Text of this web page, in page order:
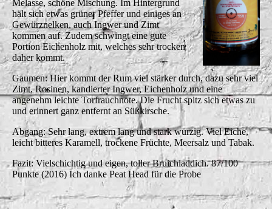
Melasse, schöne Mischung. Im Hintergrund
hält sich etwas grüner Pfeffer und einiges an
Gewürznelken, auch Ingwer und Zimt
kommen auf. Zudem schwingt eine gute
Portion Eichenholz mit, welches sehr trocken
daher kommt.
Gaumen: Hier kommt der Rum viel stärker durch, dazu sehr viel
Zimt, Rosinen, kandierter Ingwer, Eichenholz und eine
angenehm leichte Torfrauchnote. Die Frucht spitz sich etwas zu
und erinnert ganz entfernt an Süßkirsche.
Abgang: Sehr lang, extrem lang und stark würzig. Viel Eiche,
leicht bitteres Karamell, trockene Früchte, Meersalz und Tabak.
Fazit: Vielschichtig und eigen, toller Bruichladdich. 87/100
Punkte (2016) Ich danke Peat Head für die Probe